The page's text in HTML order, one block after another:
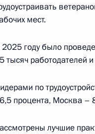
в некоторых
25 марта 2026 года, 17:30
Заседание Комиссии
25 марта 2026 года, 13:30
мест.
году было
тысяч работодателей
по
процента, Москва –
лучшие